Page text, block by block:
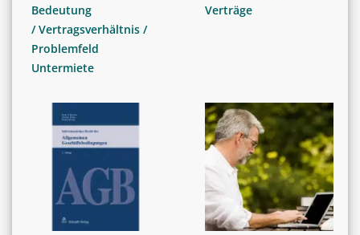
Bedeutung
/ Vertragsverhältnis /
Problemfeld
Untermiete
Verträge